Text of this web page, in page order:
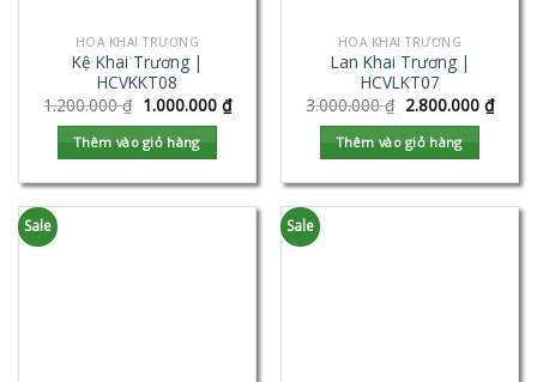
HOA KHAI TRƯƠNG
Kệ Khai Trương |
HCVKKT08
1.200.000₫ 1.000.000 ₫
Thêm vào giỏ hàng
HOA KHAI TRƯƠNG
Lan Khai Trương |
HCVLKT07
3.000.000₫ 2.800.000 ₫
Thêm vào giỏ hàng
Sale Sale